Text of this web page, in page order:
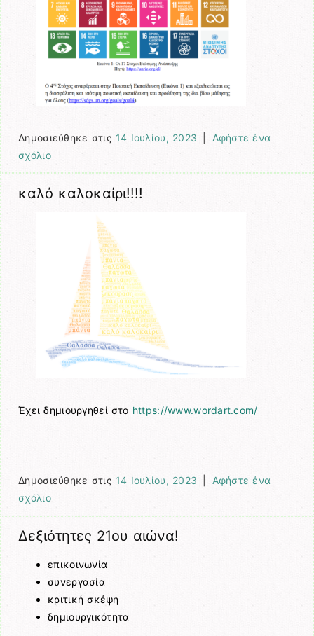
Δημοσιεύθηκε στις 14 Ιουλίου, 2023
Αφήστε ένα
σχόλιο
καλό καλοκαίρι!!!!
Έχει δημιουργηθεί στο https://www.wordart.com/
Δημοσιεύθηκε στις 14 Ιουλίου, 2023
Αφήστε ένα
σχόλιο
Δεξιότητες 21ου αιώνα!
επικοινωνία
συνεργασία
κριτική σκέψη
δημιουργικότητα